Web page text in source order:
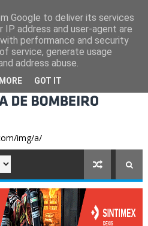
Google to deliver its services
IP address and user-agent are
performance and security
service, generate usage
address abuse.
GOT IT